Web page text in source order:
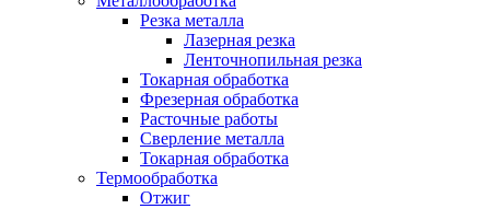
Резка металла
Лазерная резка
Ленточнопильная резка
Токарная обработка
Фрезерная обработка
Расточные работы
Сверление металла
Токарная обработка
Термообработка
Отжиг